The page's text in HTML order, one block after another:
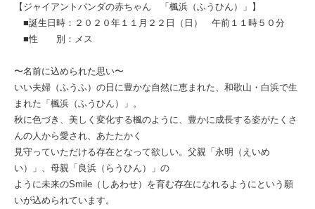
【ジャイアントパンダの赤ちゃん 「楓浜（ふうひん）」】
■誕生日時：２０２０年１１月２２日（日） 午前１１時５０分
■性 別：メス
〜名前に込められた思い〜
いい夫婦（ふうふ）の日に豊かな自然に恵まれた、和歌山・白浜で生
まれた「楓浜（ふうひん）」。
秋に色づき、美しく変化する楓のように、豊かに成長する姿がたくさ
んの人から愛され、あたたかく
見守っていただける存在となって欲しい。父親「永明（えいめ
い）」、母親「良浜（らうひん）」の
ように未来のSmile（しあわせ）を育む存在になれるようにという願
いが込められています。